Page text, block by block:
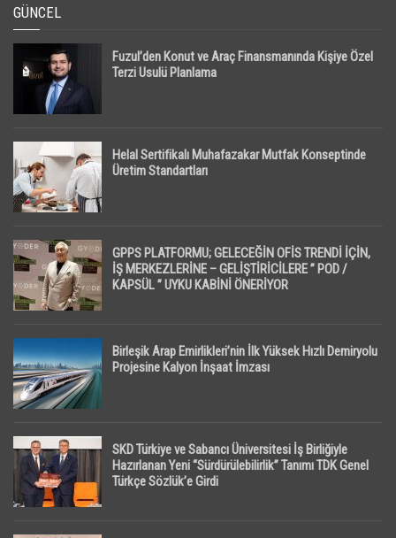
GÜNCEL
Fuzul’den Konut ve Araç Finansmanında Kişiye Özel
Terzi Usulü Planlama
Helal Sertifikalı Muhafazakar Mutfak Konseptinde
Üretim Standartları
GPPS PLATFORMU; GELECEĞİN OFİS TRENDİ İÇİN,
İŞ MERKEZLERİNE – GELİŞTİRİCİLERE ” POD /
KAPSÜL ” UYKU KABİNİ ÖNERİYOR
Birleşik Arap Emirlikleri’nin İlk Yüksek Hızlı Demiryolu
Projesine Kalyon İnşaat İmzası
SKD Türkiye ve Sabancı Üniversitesi İş Birliğiyle
Hazırlanan Yeni “Sürdürülebilirlik” Tanımı TDK Genel
Türkçe Sözlük’e Girdi